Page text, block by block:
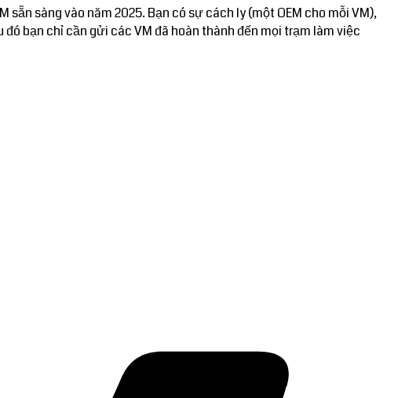
sàng vào năm 2025. Bạn có sự cách ly (một OEM cho mỗi VM),
bạn chỉ cần gửi các VM đã hoàn thành đến mọi trạm làm việc